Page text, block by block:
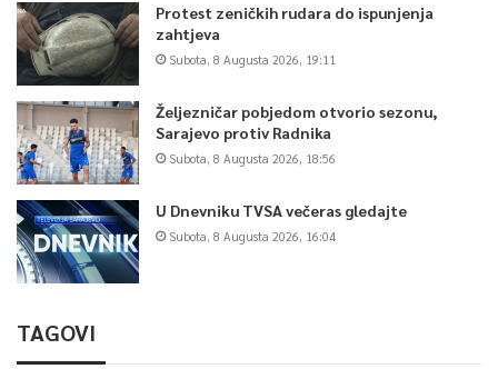
Protest zeničkih rudara do ispunjenja
zahtjeva
Subota, 8 Augusta 2026, 19:11
Željezničar pobjedom otvorio sezonu,
Sarajevo protiv Radnika
Subota, 8 Augusta 2026, 18:56
U Dnevniku TVSA večeras gledajte
Subota, 8 Augusta 2026, 16:04
TAGOVI